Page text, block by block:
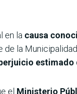
en la causa
de la
estimado
el Ministerio